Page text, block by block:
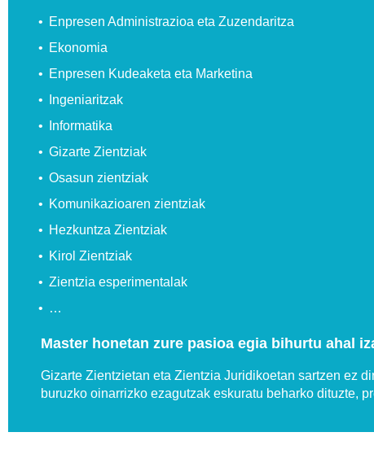
Enpresen Administrazioa eta Zuzendaritza
Ekonomia
Enpresen Kudeaketa eta Marketina
Ingeniaritzak
Informatika
Gizarte Zientziak
Osasun zientziak
Komunikazioaren zientziak
Hezkuntza Zientziak
Kirol Zientziak
Zientzia esperimentalak
…
Master honetan zure pasioa egia bihurtu ahal
Gizarte Zientzietan eta Zientzia Juridikoetan sartzen ez
buruzko oinarrizko ezagutzak eskuratu beharko dituzte,